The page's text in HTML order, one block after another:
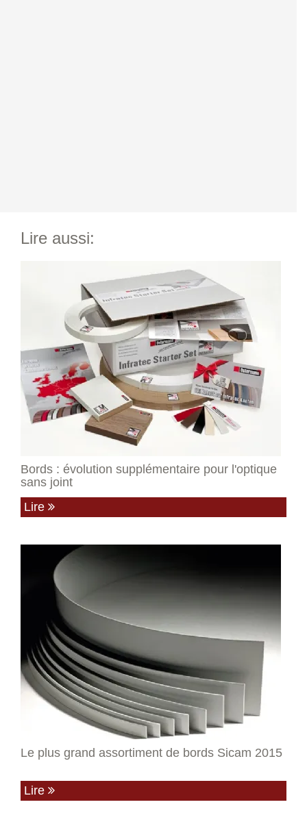
Lire aussi:
Bords : évolution supplémentaire pour l'optique
sans joint
Lire
Le plus grand assortiment de bords Sicam 2015
Lire